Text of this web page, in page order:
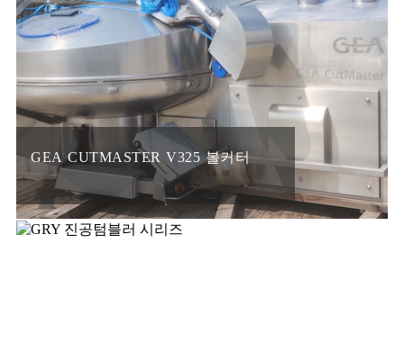
GEA CUTMASTER V325 볼커터